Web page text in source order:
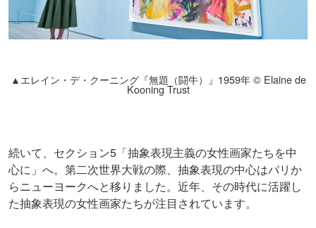
▲エレイン・デ・クーニング『無題（闘牛）』1959年 © Elaine de
Kooning Trust
続いて、セクション5「抽象表現主義の女性画家たちを中
心に」へ。第二次世界大戦の際、抽象表現の中心はパリか
らニューヨークへと移りました。近年、その時代に活躍し
た抽象表現の女性画家たちが注目されています。